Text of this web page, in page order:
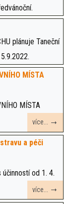
plánuje Taneční
MÍSTA
MÍSTA
více...
a péči
od 1. 4.
více...